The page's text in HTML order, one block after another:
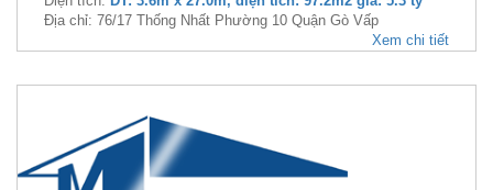
Địa chỉ: 76/17 Thống Nhất Phường 10 Quận Gò Vấp
Xem chi tiết